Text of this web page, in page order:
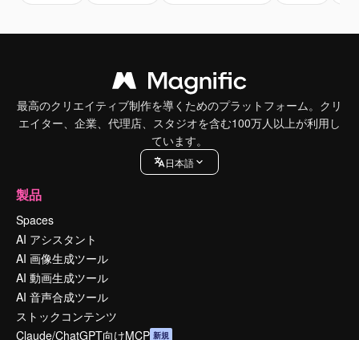
最高のクリエイティブ制作を導くためのプラットフォーム。クリ
エイター、企業、代理店、スタジオを含む100万人以上が利用し
ています。
日本語
製品
Spaces
AI アシスタント
AI 画像生成ツール
AI 動画生成ツール
AI 音声合成ツール
ストックコンテンツ
Claude/ChatGPT向けMCP 新規